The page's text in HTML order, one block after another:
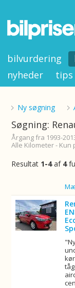
bilvurdering
nyheder
tips
Ny søgning
Søgning:
Årgang fra 1993-
Alle Kilometer -
Resultat 1-4af 4